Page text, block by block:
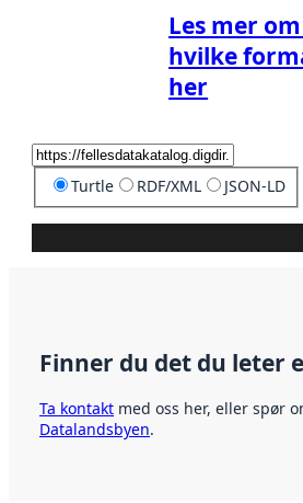
Les mer
hvilke
her
Turtle RDF/XML JSON-LD
Finner du det du leter
Ta kontakt med oss her, eller spør
Datalandsbyen.